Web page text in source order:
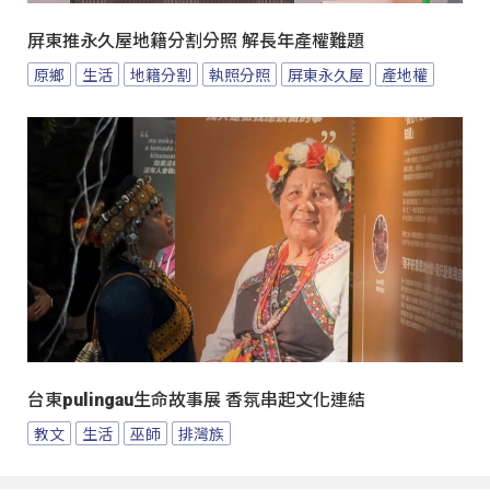
屏東推永久屋地籍分割分照 解長年產權難題
原鄉 生活 地籍分割 執照分照 屏東永久屋 產地權
台東pulingau生命故事展 香氛串起文化連結
教文 生活 巫師 排灣族